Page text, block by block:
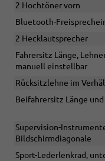
2 Hochtöner vorn
Bluetooth-
2 Hecklautsprecher
Fahrersitz Länge,
manuell einstellbar
Rücksitzlehne im
Beifahrersitz Länge
Supervision-
Bildschirmdiagonale
Sport-Lederlenkrad,